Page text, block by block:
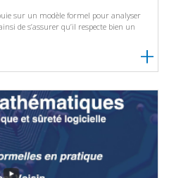
sur un modèle formel pour analyser
de s’assurer qu’il respecte bien un